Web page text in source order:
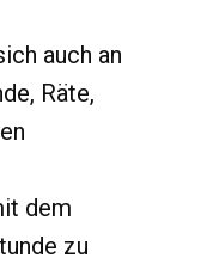
auch an
Räte,
dem
zu